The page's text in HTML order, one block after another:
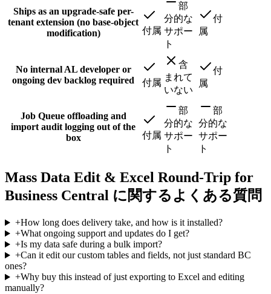
Ships as an upgrade-safe per-
tenant extension (no base-object
modification)
付属
部
分的な
サポー
ト
付
属
No internal AL developer or
ongoing dev backlog required
付属
含
まれて
いない
付
属
Job Queue offloading and
import audit logging out of the
box
付属
部
分的な
サポー
ト
部
分的な
サポー
ト
Mass Data Edit & Excel Round-Trip for
Business Central に関するよくある質問
+How long does delivery take, and how is it installed?
+What ongoing support and updates do I get?
+Is my data safe during a bulk import?
+Can it edit our custom tables and fields, not just standard BC
ones?
+Why buy this instead of just exporting to Excel and editing
manually?